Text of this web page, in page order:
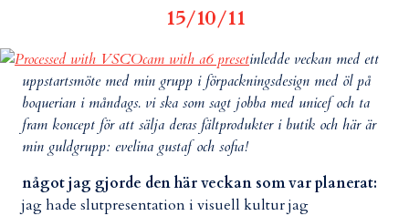
15/10/11
inledde veckan med ett
uppstartsmöte med min grupp i förpackningsdesign med öl på
boquerian i måndags. vi ska som sagt jobba med unicef och ta
fram koncept för att sälja deras fältprodukter i butik och här är
min guldgrupp: evelina gustaf och sofia!
något jag gjorde den här veckan som var planerat:
jag hade slutpresentation i visuell kultur jag